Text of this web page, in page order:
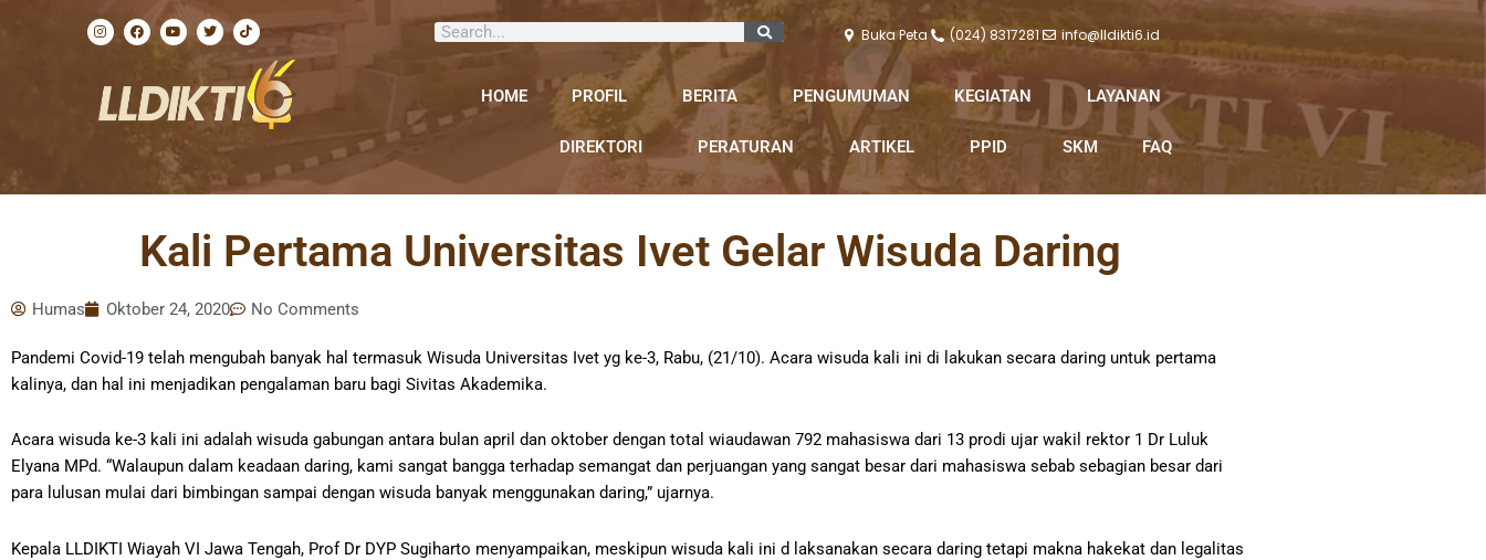
I
n
g
r
a
F
a
o
o
k
Y
o
b
e
T
w
e
T
i
t
o
k
Search Buka Peta (024) 8317281 info@lldikti6.id
HOME PROFIL BERITA PENGUMUMAN KEGIATAN LAYANAN
DIREKTORI PERATURAN ARTIKEL PPID SKM FAQ
Kali Pertama Universitas Ivet Gelar Wisuda Daring
Humas Oktober 24, 2020 No Comments
Pandemi Covid-19 telah mengubah banyak hal termasuk Wisuda Universitas Ivet yg ke-3, Rabu, (21/10). Acara wisuda kali ini di lakukan secara daring untuk pertama
kalinya, dan hal ini menjadikan pengalaman baru bagi Sivitas Akademika.
Acara wisuda ke-3 kali ini adalah wisuda gabungan antara bulan april dan oktober dengan total wiaudawan 792 mahasiswa dari 13 prodi ujar wakil rektor 1 Dr Luluk
Elyana MPd. “Walaupun dalam keadaan daring, kami sangat bangga terhadap semangat dan perjuangan yang sangat besar dari mahasiswa sebab sebagian besar dari
para lulusan mulai dari bimbingan sampai dengan wisuda banyak menggunakan daring,” ujarnya.
Kepala LLDIKTI Wiayah VI Jawa Tengah, Prof Dr DYP Sugiharto menyampaikan, meskipun wisuda kali ini d laksanakan secara daring tetapi makna hakekat dan legalitas